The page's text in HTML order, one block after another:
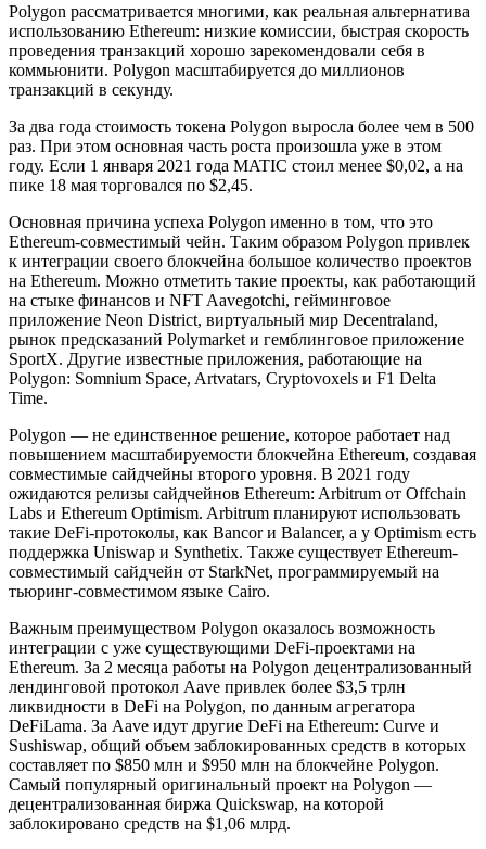
Polygon рассматривается многими, как реальная альтернатива
использованию Ethereum: низкие комиссии, быстрая скорость
проведения транзакций хорошо зарекомендовали себя в
коммьюнити. Polygon масштабируется до миллионов
транзакций в секунду.
За два года стоимость токена Polygon выросла более чем в 500
раз. При этом основная часть роста произошла уже в этом
году. Если 1 января 2021 года MATIC cтоил менее $0,02, а на
пике 18 мая торговался по $2,45.
Основная причина успеха Polygon именно в том, что это
Ethereum-совместимый чейн. Таким образом Polygon привлек
к интеграции своего блокчейна большое количество проектов
на Ethereum. Можно отметить такие проекты, как работающий
на стыке финансов и NFT Aavegotchi, гейминговое
приложение Neon District, виртуальный мир Decentraland,
рынок предсказаний Polymarket и гемблинговое приложение
SportX. Другие известные приложения, работающие на
Polygon: Somnium Space, Artvatars, Cryptovoxels и F1 Delta
Time.
Polygon — не единственное решение, которое работает над
повышением масштабируемости блокчейна Ethereum, создавая
совместимые сайдчейны второго уровня. В 2021 году
ожидаются релизы сайдчейнов Ethereum: Arbitrum от Offchain
Labs и Ethereum Optimism. Arbitrum планируют использовать
такие DeFi-протоколы, как Bancor и Balancer, а у Optimism есть
поддержка Uniswap и Synthetix. Также существует Ethereum-
совместимый сайдчейн от StarkNet, программируемый на
тьюринг-совместимом языке Cairo.
Важным преимуществом Polygon оказалось возможность
интеграции с уже существующими DeFi-проектами на
Ethereum. За 2 месяца работы на Polygon децентрализованный
лендинговой протокол Aave привлек более $3,5 трлн
ликвидности в DeFi на Polygon, по данным агрегатора
DeFiLama. За Aave идут другие DeFi на Ethereum: Curve и
Sushiswap, общий объем заблокированных средств в которых
составляет по $850 млн и $950 млн на блокчейне Polygon.
Cамый популярный оригинальный проект на Polygon —
децентрализованная биржа Quickswap, на которой
заблокировано средств на $1,06 млрд.